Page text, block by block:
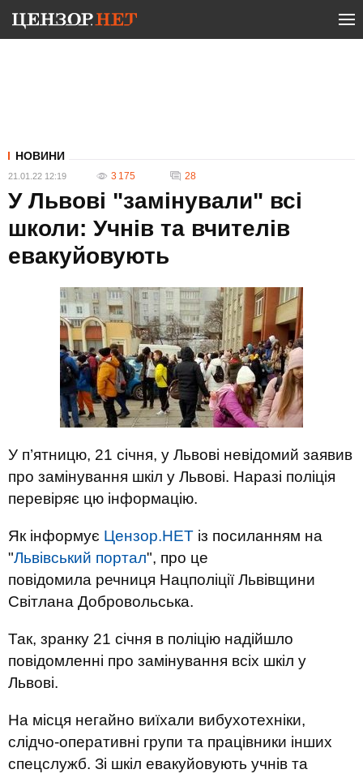
НОВИНИ
21.01.22 12:19 3 175 28
У Львові "замінували" всі
школи: Учнів та вчителів
евакуйовують
У п’ятницю, 21 січня, у Львові невідомий заявив
про замінування шкіл у Львові. Наразі поліція
перевіряє цю інформацію.
Як інформує Цензор.НЕТ із посиланням на
"Львівський портал", про це
повідомила речниця Нацполіції Львівщини
Світлана Добровольська.
Так, зранку 21 січня в поліцію надійшло
повідомленні про замінування всіх шкіл у
Львові.
На місця негайно виїхали вибухотехніки,
слідчо-оперативні групи та працівники інших
спецслужб. Зі шкіл евакуйовують учнів та